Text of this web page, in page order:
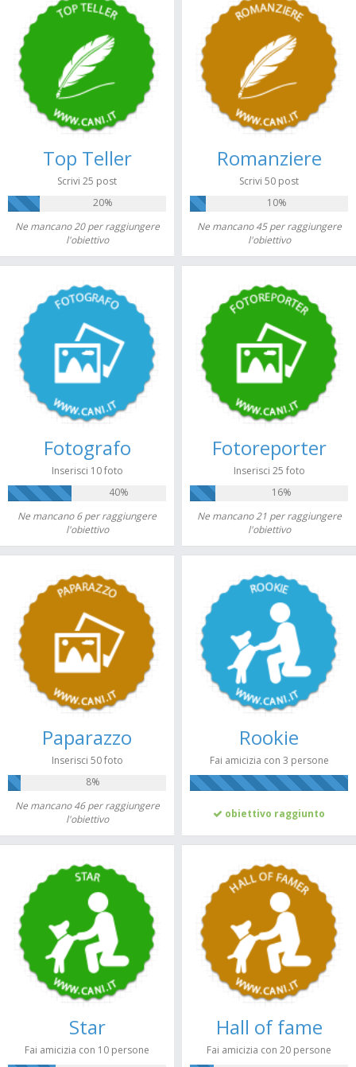
Top Teller
Scrivi 25 post
20%
Ne mancano 20 per raggiungere
l'obiettivo
Romanziere
Scrivi 50 post
10%
Ne mancano 45 per raggiungere
l'obiettivo
Fotografo
Inserisci 10 foto
40%
Ne mancano 6 per raggiungere
l'obiettivo
Fotoreporter
Inserisci 25 foto
16%
Ne mancano 21 per raggiungere
l'obiettivo
Paparazzo
Inserisci 50 foto
8%
Ne mancano 46 per raggiungere
l'obiettivo
Rookie
Fai amicizia con 3 persone
obiettivo raggiunto
Star
Fai amicizia con 10 persone
Hall of fame
Fai amicizia con 20 persone